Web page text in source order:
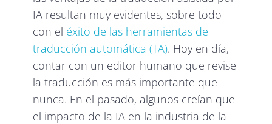
IA resultan muy evidentes, sobre todo
con el éxito de las herramientas de
traducción automática (TA). Hoy en día,
contar con un editor humano que revise
la traducción es más importante que
nunca. En el pasado, algunos creían que
el impacto de la IA en la industria de la